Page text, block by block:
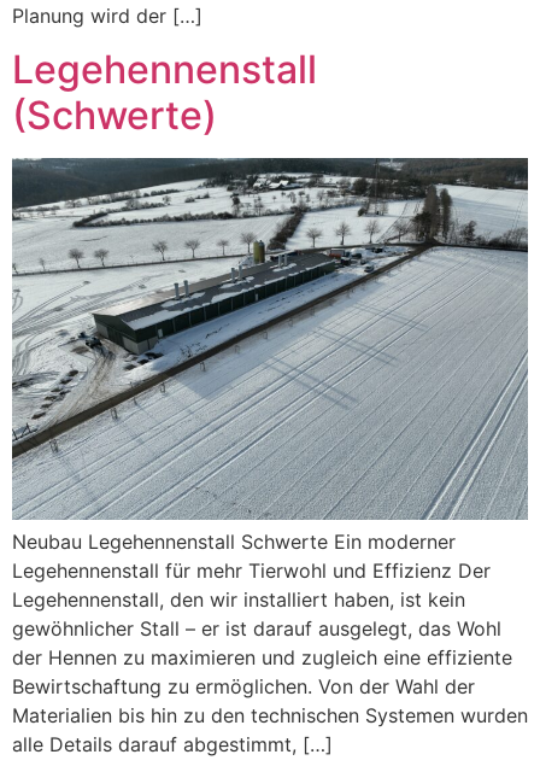
Planung wird der […]
Legehennenstall
(Schwerte)
Neubau Legehennenstall Schwerte Ein moderner
Legehennenstall für mehr Tierwohl und Effizienz Der
Legehennenstall, den wir installiert haben, ist kein
gewöhnlicher Stall – er ist darauf ausgelegt, das Wohl
der Hennen zu maximieren und zugleich eine effiziente
Bewirtschaftung zu ermöglichen. Von der Wahl der
Materialien bis hin zu den technischen Systemen wurden
alle Details darauf abgestimmt, […]